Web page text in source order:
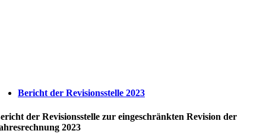
Bericht der Revisionsstelle 2023
der Revisionsstelle zur eingeschränkten Revision der
2023